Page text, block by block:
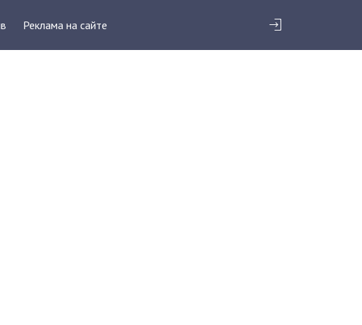
Реклама на сайте